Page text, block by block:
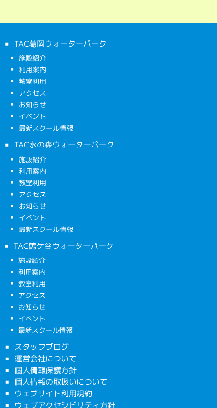
TAC葛岡ウォーターパーク
施設紹介
利用案内
教室利用
アクセス
お知らせ
イベント
最新スクール情報
TAC水の森ウォーターパーク
施設紹介
利用案内
教室利用
アクセス
お知らせ
イベント
最新スクール情報
TAC鶴ケ谷ウォーターパーク
施設紹介
利用案内
教室利用
アクセス
お知らせ
イベント
最新スクール情報
スタッフブログ
運営会社について
個人情報保護方針
個人情報の取扱いについて
ウェブサイト利用規約
ウェブアクセシビリティ方針